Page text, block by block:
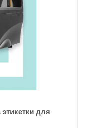
для